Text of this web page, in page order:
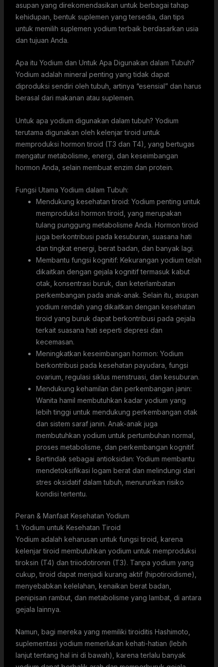
asupan yang direkomendasikan untuk berbagai tahap
kehidupan, bentuk suplemen yang tersedia, dan tips
untuk memilih suplemen yodium terbaik berdasarkan usia
dan tujuan Anda.
Apa itu Yodium dan Untuk Apa Digunakan dalam Tubuh?
Yodium adalah mineral penting yang tidak dapat
diproduksi sendiri oleh tubuh, artinya “esensial” dan harus
berasal dari makanan atau suplemen.
Untuk apa yodium digunakan dalam tubuh? Yodium
terutama digunakan oleh kelenjar tiroid untuk
memproduksi hormon tiroid (T3 dan T4), yang bertugas
mengatur metabolisme, energi, dan keseimbangan
hormon Anda, selain membuat enzim dan protein.
Fungsi Utama Yodium dalam Tubuh:
Mendukung kesehatan tiroid: Yodium penting untuk
memproduksi hormon tiroid, yang merupakan
tulang punggung metabolisme Anda. Hormon tiroid
juga berkontribusi pada kesuburan, suasana hati
dan tingkat energi, berat badan, dan banyak lagi.
Membantu fungsi kognitif: Kekurangan yodium telah
dikaitkan dengan gejala kognitif termasuk kabut
otak, konsentrasi buruk, dan keterlambatan
perkembangan pada anak-anak. Selain itu, asupan
yodium rendah yang dikaitkan dengan kesehatan
tiroid yang buruk dapat berkontribusi pada gejala
terkait suasana hati seperti depresi dan
kecemasan.
Meningkatkan keseimbangan hormon: Yodium
berkontribusi pada kesehatan payudara, fungsi
ovarium, regulasi siklus menstruasi, dan kesuburan.
Mendukung kehamilan dan perkembangan janin:
Wanita hamil membutuhkan kadar yodium yang
lebih tinggi untuk mendukung perkembangan otak
dan sistem saraf janin. Anak-anak juga
membutuhkan yodium untuk pertumbuhan normal,
proses metabolisme, dan perkembangan kognitif.
Bertindak sebagai antioksidan: Yodium membantu
mendetoksifikasi logam berat dan melindungi dari
stres oksidatif dalam tubuh, menurunkan risiko
kondisi tertentu.
Peran & Manfaat Kesehatan Yodium
1. Yodium untuk Kesehatan Tiroid
Yodium adalah keharusan untuk fungsi tiroid, karena
kelenjar tiroid membutuhkan yodium untuk memproduksi
tiroksin (T4) dan triiodotironin (T3). Tanpa yodium yang
cukup, tiroid dapat menjadi kurang aktif (hipotiroidisme),
menyebabkan kelelahan, kenaikan berat badan,
penipisan rambut, dan metabolisme yang lambat, di antara
gejala lainnya.
Namun, bagi mereka yang memiliki tiroiditis Hashimoto,
suplementasi yodium memerlukan kehati-hatian (lebih
lanjut tentang hal ini di bawah), karena terlalu banyak